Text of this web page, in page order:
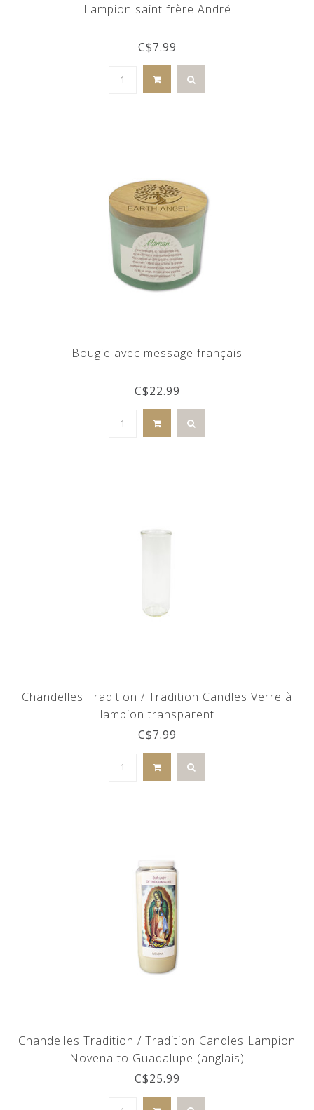
Lampion saint frère André
C$7.99
Bougie avec message français
C$22.99
Chandelles Tradition / Tradition Candles Verre à
lampion transparent
C$7.99
Chandelles Tradition / Tradition Candles Lampion
Novena to Guadalupe (anglais)
C$25.99